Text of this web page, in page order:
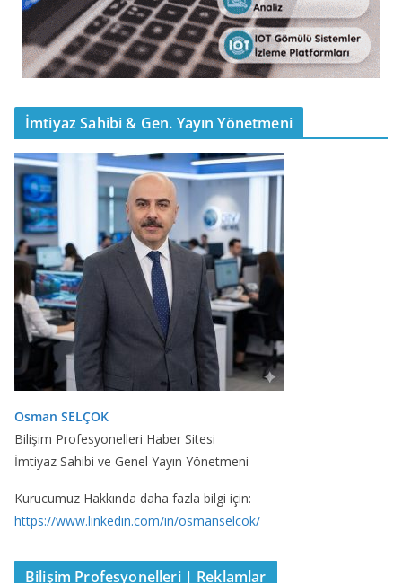
İmtiyaz Sahibi & Gen. Yayın Yönetmeni
Osman SELÇOK
Bilişim Profesyonelleri Haber Sitesi
İmtiyaz Sahibi ve Genel Yayın Yönetmeni
Kurucumuz Hakkında daha fazla bilgi için:
https://www.linkedin.com/in/osmanselcok/
Bilişim Profesyonelleri | Reklamlar